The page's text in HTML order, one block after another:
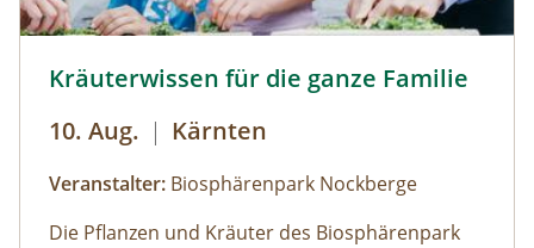
Kräuterwissen für die ganze Familie
10. Aug. | Kärnten
Veranstalter: Biosphärenpark Nockberge
Die Pflanzen und Kräuter des Biosphärenpark